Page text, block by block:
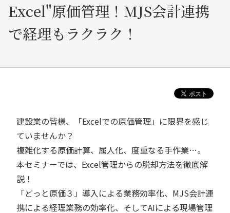
Excel"原価管理！MJS会計連携
で経理もラクラク！
建設業の皆様、「Excelでの原価管理」に限界を感じ
ていませんか？
複雑化する原価計算、属人化、度重なる手作業…。
本セミナーでは、Excel管理からの脱却方法を徹底解
説！
「どっと原価３」導入による業務効率化、MJS会計連
携による経理業務の効率化、そしてAIによる現場管理